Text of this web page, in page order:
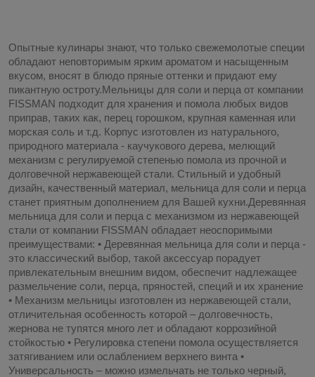
Опытные кулинары знают, что только свежемолотые специи
обладают неповторимым ярким ароматом и насыщенным
вкусом, вносят в блюдо пряные оттенки и придают ему
пикантную остроту.Мельницы для соли и перца от компании
FISSMAN подходит для хранения и помола любых видов
приправ, таких как, перец горошком, крупная каменная или
морская соль и т.д. Корпус изготовлен из натурального,
природного материала - каучукового дерева, мелющий
механизм с регулируемой степенью помола из прочной и
долговечной нержавеющей стали. Стильный и удобный
дизайн, качественный материал, мельница для соли и перца
станет приятным дополнением для Вашей кухни.Деревянная
мельница для соли и перца с механизмом из нержавеющей
стали от компании FISSMAN обладает неоспоримыми
преимуществами: • Деревянная мельница для соли и перца -
это классический выбор, такой аксессуар порадует
привлекательным внешним видом, обеспечит надлежащее
размельчение соли, перца, пряностей, специй и их хранение
• Механизм мельницы изготовлен из нержавеющей стали,
отличительная особенность которой – долговечность,
жернова не тупятся много лет и обладают коррозийной
стойкостью • Регулировка степени помола осуществляется
затягиванием или ослаблением верхнего винта •
Универсальность – можно измельчать не только черный,